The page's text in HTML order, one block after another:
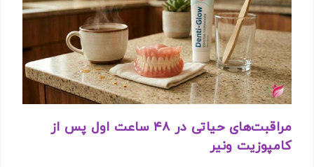
مراقبت‌های حیاتی در ۴۸ ساعت اول پس از
کامپوزیت ونیر